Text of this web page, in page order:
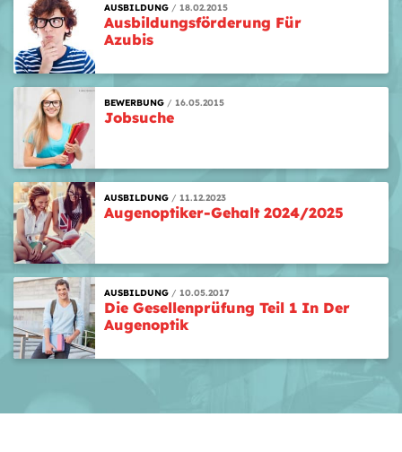
AUSBILDUNG 18.02.2015
Ausbildungs­förderung Für
Azubis
BEWERBUNG 16.05.2015
Jobsuche
AUSBILDUNG 11.12.2023
Augenoptiker-Gehalt 2024/2025
AUSBILDUNG 10.05.2017
Die Gesellenprüfung Teil 1 In Der
Augenoptik